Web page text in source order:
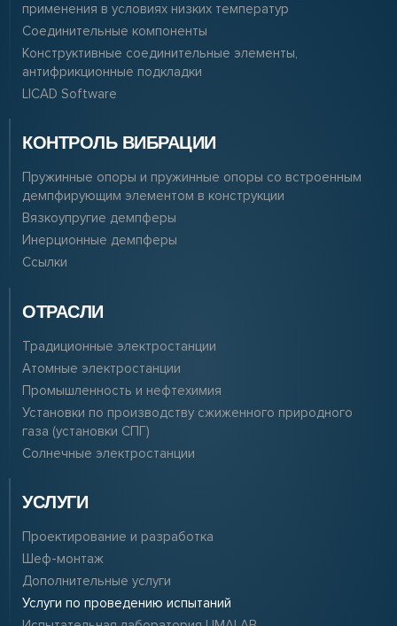
применения в условиях низких температур
Соединительные компоненты
Конструктивные соединительные элементы,
антифрикционные подкладки
LICAD Software
КОНТРОЛЬ ВИБРАЦИИ
Пружинные опоры и пружинные опоры со встроенным
демпфирующим элементом в конструкции
Вязкоупругие демпферы
Инерционные демпферы
Ссылки
ОТРАСЛИ
Традиционные электростанции
Атомные электростанции
Промышленность и нефтехимия
Установки по производству сжиженного природного
газа (установки СПГ)
Солнечные электростанции
УСЛУГИ
Проектирование и разработка
Шеф-монтаж
Дополнительные услуги
Услуги по проведению испытаний